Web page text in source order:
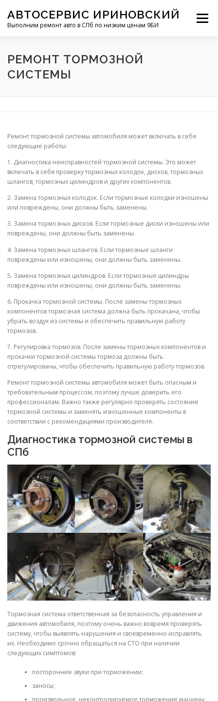
содержимому
АВТОСЕРВИС ИРИНОВСКИЙ
Выполним ремонт авто в СПб по низким ценам 9БИ
Меню
КОНТАКТЫ УСЛУГИ ОБЗОРЫ
РЕМОНТ ТОРМОЗНОЙ
СИСТЕМЫ
Ремонт тормозной системы автомобиля может включать в себя
следующие работы:
1. Диагностика неисправностей тормозной системы. Это может
включать в себя проверку тормозных колодок, дисков, тормозных
шлангов, тормозных цилиндров и других компонентов.
2. Замена тормозных колодок. Если тормозные колодки изношены
или повреждены, они должны быть заменены.
3. Замена тормозных дисков. Если тормозные диски изношены или
повреждены, они должны быть заменены.
4. Замена тормозных шлангов. Если тормозные шланги
повреждены или изношены, они должны быть заменены.
5. Замена тормозных цилиндров. Если тормозные цилиндры
повреждены или изношены, они должны быть заменены.
6. Прокачка тормозной системы. После замены тормозных
компонентов тормозная система должна быть прокачана, чтобы
убрать воздух из системы и обеспечить правильную работу
тормозов.
7. Регулировка тормозов. После замены тормозных компонентов и
прокачки тормозной системы тормоза должны быть
отрегулированы, чтобы обеспечить правильную работу тормозов.
Ремонт тормозной системы автомобиля может быть опасным и
требовательным процессом, поэтому лучше доверить его
профессионалам. Важно также регулярно проверять состояние
тормозной системы и заменять изношенные компоненты в
соответствии с рекомендациями производителя.
Диагностика тормозной системы в
СПб
Тормозная система ответственная за безопасность управления и
движения автомобиля, поэтому очень важно вовремя проверять
систему, чтобы выявлять нарушения и своевременно исправлять
их. Необходимо срочно обращаться на СТО при наличии
следующих симптомов:
посторонние звуки при торможении;
заносы;
произвольное, неконтролируемое торможение машины;